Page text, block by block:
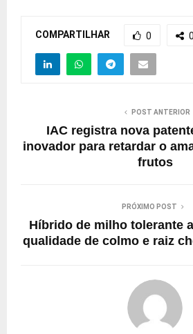
COMPARTILHAR 0 0
POST ANTERIOR
IAC registra nova
inovador para retardar o
frutos
PRÓXIMO POST
Híbrido de milho tolerante
qualidade de colmo e raiz